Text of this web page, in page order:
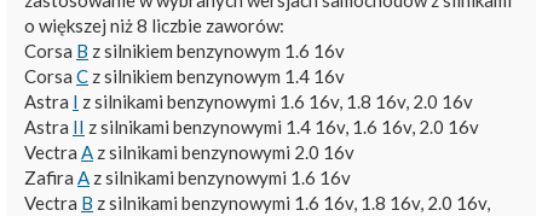
o większej niż 8 liczbie zaworów:
Corsa B z silnikiem benzynowym 1.6 16v
Corsa C z silnikiem benzynowym 1.4 16v
Astra I z silnikami benzynowymi 1.6 16v, 1.8 16v, 2.0 16v
Astra II z silnikami benzynowymi 1.4 16v, 1.6 16v, 2.0 16v
Vectra A z silnikami benzynowymi 2.0 16v
Zafira A z silnikami benzynowymi 1.6 16v
Vectra B z silnikami benzynowymi 1.6 16v, 1.8 16v, 2.0 16v,